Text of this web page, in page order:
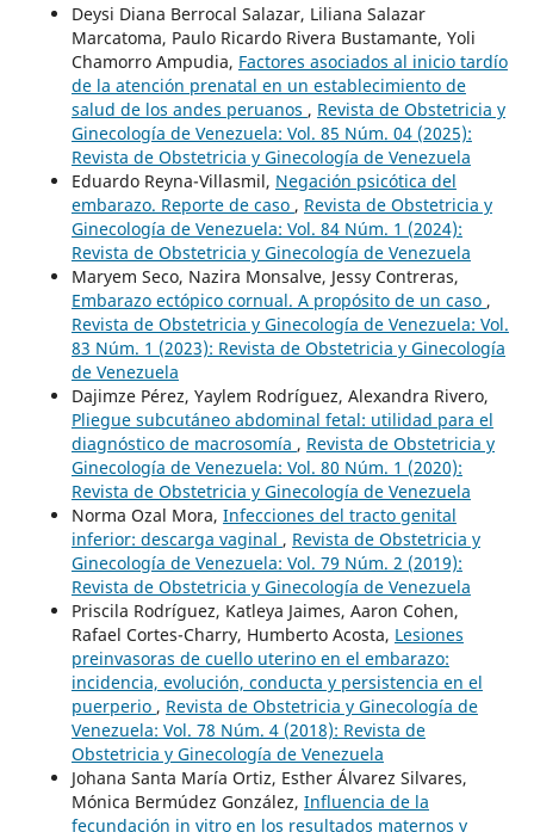
Deysi Diana Berrocal Salazar, Liliana Salazar
Marcatoma, Paulo Ricardo Rivera Bustamante, Yoli
Chamorro Ampudia, Factores asociados al inicio tardío
de la atención prenatal en un establecimiento de
salud de los andes peruanos , Revista de Obstetricia y
Ginecología de Venezuela: Vol. 85 Núm. 04 (2025):
Revista de Obstetricia y Ginecología de Venezuela
Eduardo Reyna-Villasmil, Negación psicótica del
embarazo. Reporte de caso , Revista de Obstetricia y
Ginecología de Venezuela: Vol. 84 Núm. 1 (2024):
Revista de Obstetricia y Ginecología de Venezuela
Maryem Seco, Nazira Monsalve, Jessy Contreras,
Embarazo ectópico cornual. A propósito de un caso ,
Revista de Obstetricia y Ginecología de Venezuela: Vol.
83 Núm. 1 (2023): Revista de Obstetricia y Ginecología
de Venezuela
Dajimze Pérez, Yaylem Rodríguez, Alexandra Rivero,
Pliegue subcutáneo abdominal fetal: utilidad para el
diagnóstico de macrosomía , Revista de Obstetricia y
Ginecología de Venezuela: Vol. 80 Núm. 1 (2020):
Revista de Obstetricia y Ginecología de Venezuela
Norma Ozal Mora, Infecciones del tracto genital
inferior: descarga vaginal , Revista de Obstetricia y
Ginecología de Venezuela: Vol. 79 Núm. 2 (2019):
Revista de Obstetricia y Ginecología de Venezuela
Priscila Rodríguez, Katleya Jaimes, Aaron Cohen,
Rafael Cortes-Charry, Humberto Acosta, Lesiones
preinvasoras de cuello uterino en el embarazo:
incidencia, evolución, conducta y persistencia en el
puerperio , Revista de Obstetricia y Ginecología de
Venezuela: Vol. 78 Núm. 4 (2018): Revista de
Obstetricia y Ginecología de Venezuela
Johana Santa María Ortiz, Esther Álvarez Silvares,
Mónica Bermúdez González, Influencia de la
fecundación in vitro en los resultados maternos y